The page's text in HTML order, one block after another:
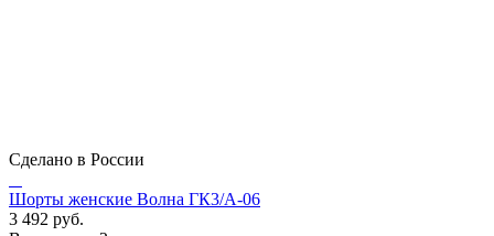
Сделано в России
Шорты женские Волна ГК3/А-06
3 492 руб.